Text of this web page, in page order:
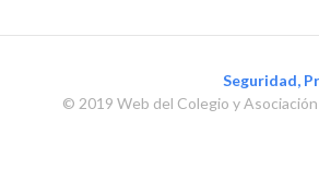
Seguridad,
© 2019 Web del Colegio y